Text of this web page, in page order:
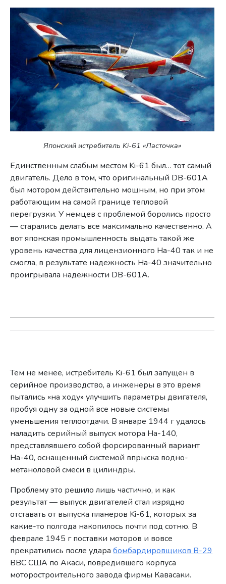
Японский истребитель Ki-61 «Ласточка»
Единственным слабым местом Ki-61 был… тот самый
двигатель. Дело в том, что оригинальный DВ-601А
был мотором действительно мощным, но при этом
работающим на самой границе тепловой
перегрузки. У немцев с проблемой боролись просто
— старались делать все максимально качественно. А
вот японская промышленность выдать такой же
уровень качества для лицензионного Ha-40 так и не
смогла, в результате надежность Ha-40 значительно
проигрывала надежности DВ-601А.
Тем не менее, истребитель Ki-61 был запущен в
серийное производство, а инженеры в это время
пытались «на ходу» улучшить параметры двигателя,
пробуя одну за одной все новые системы
уменьшения теплоотдачи. В январе 1944 г удалось
наладить серийный выпуск мотора Ha-140,
представлявшего собой форсированный вариант
Ha-40, оснащенный системой впрыска водно-
метаноловой смеси в цилиндры.
Проблему это решило лишь частично, и как
результат — выпуск двигателей стал изрядно
отставать от выпуска планеров Ki-61, которых за
какие-то полгода накопилось почти под сотню. В
феврале 1945 г поставки моторов и вовсе
прекратились после ударабомбардировщиков В-29
ВВС США по Акаси, повредившего корпуса
моторостроительного завода фирмы Кавасаки.